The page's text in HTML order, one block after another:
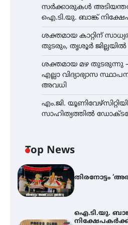
സർക്കാരുകൾ
ഐ.ടി.യു. ബാങ്ക്
ശക്തമായ കാറ്റിന്
തുടരും, തൃശൂർ
ശക്തമായ മഴ തുടരുന്നു
എല്ലാ വിദ്യാഭ്യാസ
അവധി
എം.ജി.
സാഹിത്യത്തിൽ
Top News
തിരനോട്ടം
ഐ.ടി.യു.